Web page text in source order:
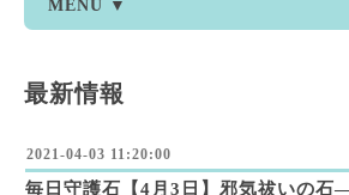
MENU ▼
最新情報
2021-04-03 11:20:00
毎日守護石【4月3日】邪気祓いの